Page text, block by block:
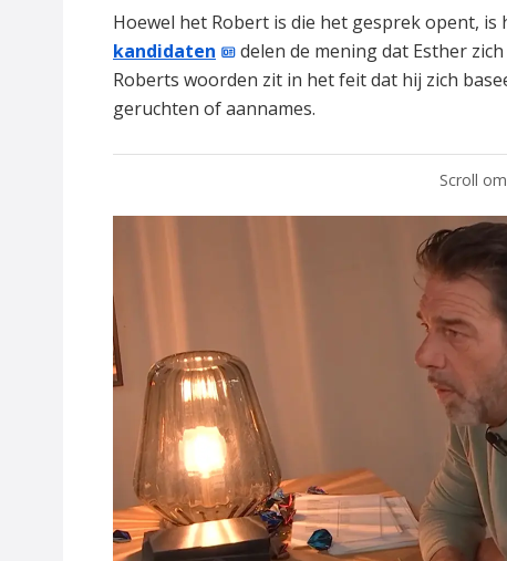
Hoewel het Robert is die het gesprek opent,
kandidaten
delen de mening dat Esther
Roberts woorden zit in het feit dat hij zich
geruchten of aannames.
Scroll